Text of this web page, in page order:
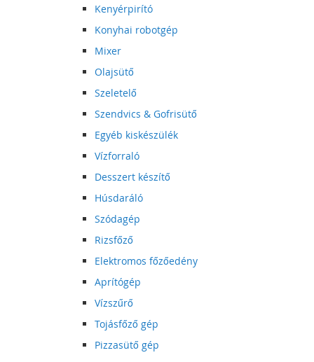
Kenyérpirító
Konyhai robotgép
Mixer
Olajsütő
Szeletelő
Szendvics & Gofrisütő
Egyéb kiskészülék
Vízforraló
Desszert készítő
Húsdaráló
Szódagép
Rizsfőző
Elektromos főzőedény
Aprítógép
Vízszűrő
Tojásfőző gép
Pizzasütő gép